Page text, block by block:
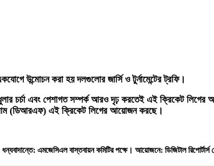
উন্মোচন করা হয় দলগুলোর জার্সি ও টুর্নামেন্টের ট্রফি।
চর্চা এবং পেশাগত সম্পর্ক আরও দৃঢ় করতেই এই ক্রিকেট
(ডিআরএফ) এই ক্রিকেট লিগের আয়োজন করছে।
ধন্যবাদান্তে: এমজেসিএল বাস্তবায়ন কমিটির পক্ষে। আয়োজনে: ডিজিটাল